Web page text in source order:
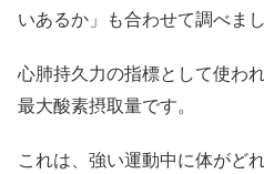
いあるか」も合わせて調べまし
心肺持久力の指標として使わ
最大酸素摂取量です。
これは、強い運動中に体がど